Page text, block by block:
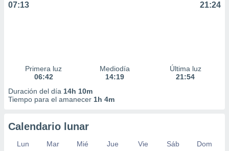
07:13 21:24
Primera luz
06:42
Mediodía
14:19
Última luz
21:54
Duración del día 14h 10m
Tiempo para el amanecer 1h 4m
Calendario lunar
Lun Mar Mié Jue Vie Sáb
Dom